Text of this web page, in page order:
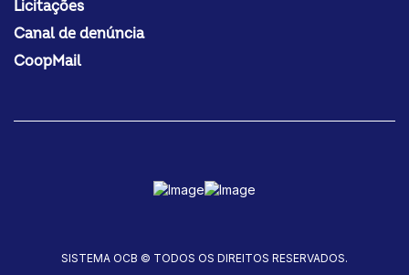
Licitações
Canal de denúncia
CoopMail
SISTEMA OCB © TODOS OS DIREITOS RESERVADOS.